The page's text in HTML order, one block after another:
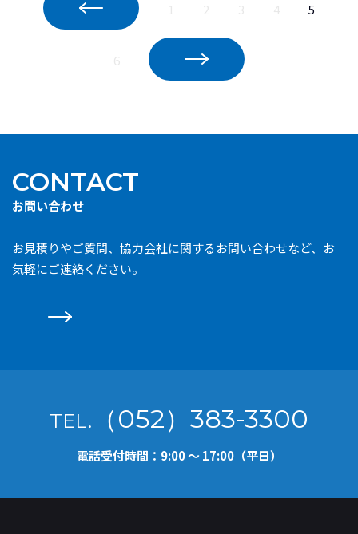
5
CONTACT
お問い合わせ
お見積りやご質問、協力会社に関するお問い合わせなど、お
気軽にご連絡ください。
TEL. （052）383-3300
電話受付時間：9:00 ～ 17:00（平日）